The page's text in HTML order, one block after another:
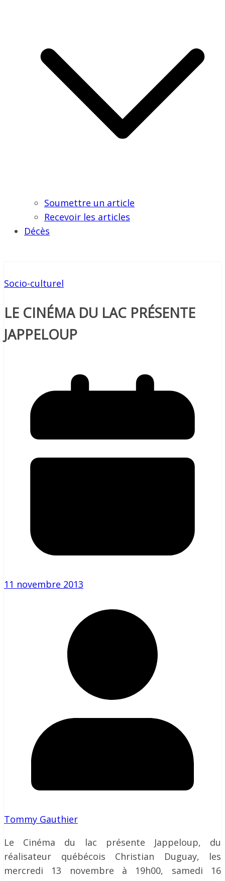
Soumettre un article
Recevoir les articles
Décès
Socio-culturel
LE CINÉMA DU LAC PRÉSENTE
JAPPELOUP
11 novembre 2013
Tommy Gauthier
Le Cinéma du lac présente Jappeloup, du
réalisateur québécois Christian Duguay, les
mercredi 13 novembre à 19h00, samedi 16